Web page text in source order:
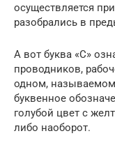
осуществляется
разобрались в
А вот буква «С»
проводников,
одном,
буквенное
голубой цвет с
либо наоборот.